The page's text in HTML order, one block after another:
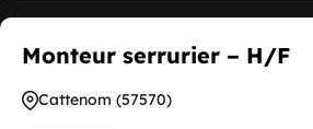
Monteur serrurier – H/F
Cattenom (57570)